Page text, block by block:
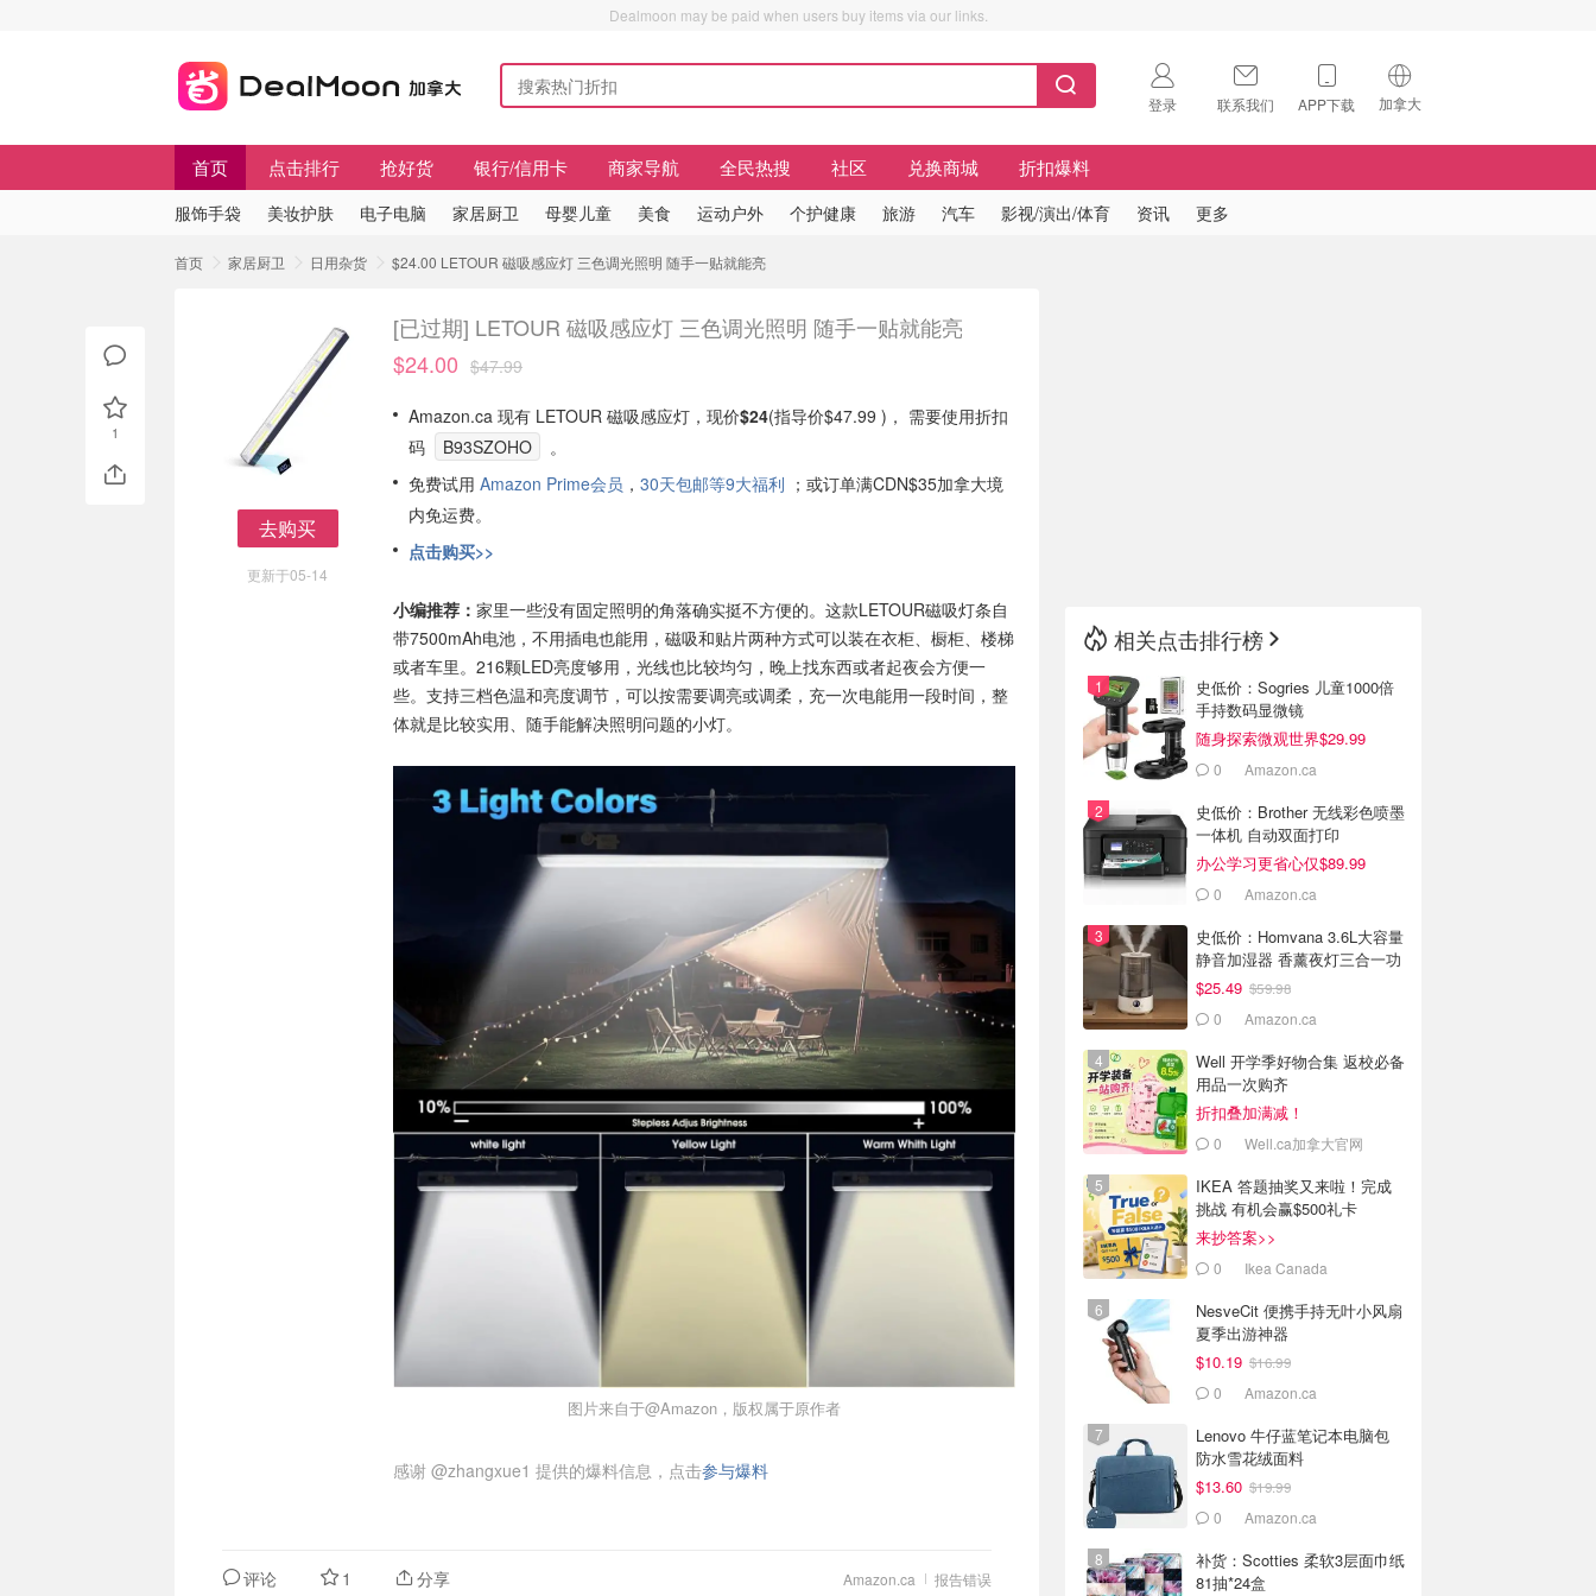
Dealmoon may be paid when users buy items via our links.
登录 联系我们 APP下载 加拿大
🇺🇸
首页 点击排行 抢好货 银行/信用卡 商家导航 全民热搜 社区 兑换商城 折扣爆料
服饰手袋 美妆护肤 电子电脑 家居厨卫 母婴儿童 美食 运动户外 个护健康 旅游 汽车 影视/演出/体育 资讯 更多
首页 家居厨卫 日用杂货 $24.00 LETOUR 磁吸感应灯 三色调光照明 随手一贴就能亮
去购买
更新于05-14
[已过期] LETOUR 磁吸感应灯 三色调光照明 随手一贴就能亮
$24.00 $47.99
Amazon.ca 现有 LETOUR 磁吸感应灯，现价$24(指导价$47.99 )， 需要使用折扣
码
B93SZOHO
。
免费试用 Amazon Prime会员 ， 30天包邮等9大福利 ；或订单满CDN$35加拿大境
内免运费。
点击购买>>
小编推荐： 家里一些没有固定照明的角落确实挺不方便的。这款LETOUR磁吸灯条自
带7500mAh电池，不用插电也能用，磁吸和贴片两种方式可以装在衣柜、橱柜、楼梯
或者车里。216颗LED亮度够用，光线也比较均匀，晚上找东西或者起夜会方便一
些。支持三档色温和亮度调节，可以按需要调亮或调柔，充一次电能用一段时间，整
体就是比较实用、随手能解决照明问题的小灯。
图片来自于@Amazon，版权属于原作者
感谢 @zhangxue1 提供的爆料信息，点击参与爆料
报告错误
Amazon.ca
评论 1 分享
1
相关点击排行榜
史低价：Sogries 儿童1000倍
手持数码显微镜
随身探索微观世界$29.99
0 Amazon.ca
史低价：Brother 无线彩色喷墨
一体机 自动双面打印
办公学习更省心仅$89.99
0 Amazon.ca
史低价：Homvana 3.6L大容量
静音加湿器 香薰夜灯三合一功
能
$25.49 $59.98
0 Amazon.ca
Well 开学季好物合集 返校必备
用品一次购齐
折扣叠加满减！
0 Well.ca加拿大官网
IKEA 答题抽奖又来啦！完成
挑战 有机会赢$500礼卡
来抄答案>>
0 Ikea Canada
NesveCit 便携手持无叶小风扇
夏季出游神器
$10.19 $16.99
0 Amazon.ca
Lenovo 牛仔蓝笔记本电脑包
防水雪花绒面料
$13.60 $19.99
0 Amazon.ca
补货：Scotties 柔软3层面巾纸
81抽*24盒